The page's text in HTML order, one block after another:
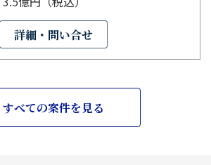
詳細・問い合せ
すべての案件を見る